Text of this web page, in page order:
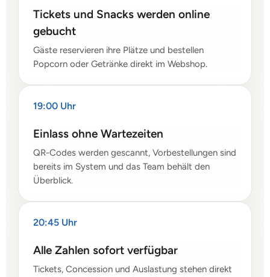
Tickets und Snacks werden online
gebucht
Gäste reservieren ihre Plätze und bestellen
Popcorn oder Getränke direkt im Webshop.
19:00 Uhr
Einlass ohne Wartezeiten
QR-Codes werden gescannt, Vorbestellungen sind
bereits im System und das Team behält den
Überblick.
20:45 Uhr
Alle Zahlen sofort verfügbar
Tickets, Concession und Auslastung stehen direkt